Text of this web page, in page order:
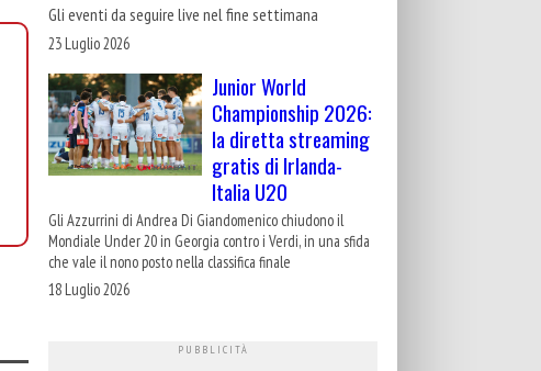
Gli eventi da seguire live nel fine settimana
23 Luglio 2026
Junior World
Championship 2026:
la diretta streaming
gratis di Irlanda-
Italia U20
Gli Azzurrini di Andrea Di Giandomenico chiudono il
Mondiale Under 20 in Georgia contro i Verdi, in una sfida
che vale il nono posto nella classifica finale
18 Luglio 2026